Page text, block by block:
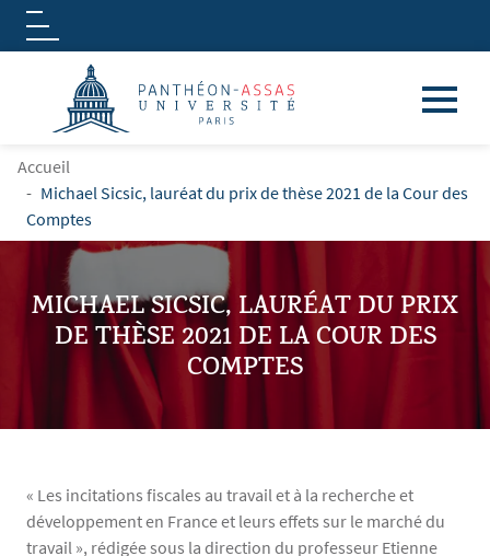
Aller au contenu principal
Logo
FIL D'ARIANE
Accueil
Michael Sicsic, lauréat du prix de thèse 2021 de la Cour des
Comptes
MICHAEL SICSIC, LAURÉAT DU PRIX
DE THÈSE 2021 DE LA COUR DES
COMPTES
« Les incitations fiscales au travail et à la recherche et
développement en France et leurs effets sur le marché du
travail », rédigée sous la direction du professeur Etienne